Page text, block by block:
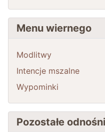
Menu wiernego
Modlitwy
Intencje mszalne
Wypominki
Pozostałe